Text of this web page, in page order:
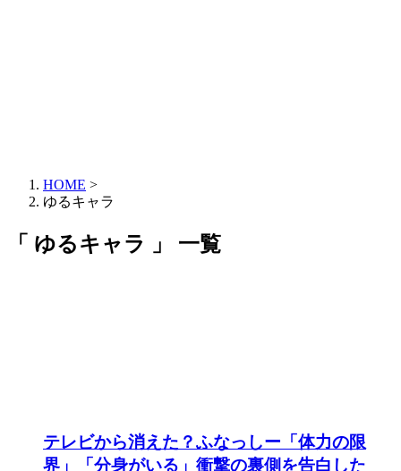
HOME >
ゆるキャラ
「 ゆるキャラ 」 一覧
テレビから消えた？ふなっしー「体力の限
界」「分身がいる」衝撃の裏側を告白した